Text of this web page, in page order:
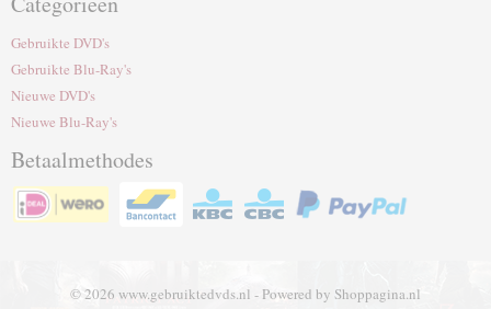
Gebruikte DVD's
Gebruikte Blu-Ray's
Nieuwe DVD's
Nieuwe Blu-Ray's
Betaalmethodes
© 2026 www.gebruiktedvds.nl - Powered by Shoppagina.nl